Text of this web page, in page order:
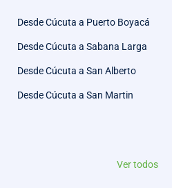
Desde Cúcuta a Puerto Boyacá
Desde Cúcuta a Sabana Larga
Desde Cúcuta a San Alberto
Desde Cúcuta a San Martin
Ver todos